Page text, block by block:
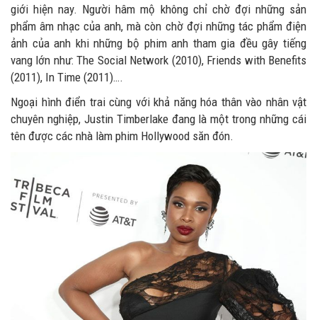
giới hiện nay. Người hâm mộ không chỉ chờ đợi những sản
phẩm âm nhạc của anh, mà còn chờ đợi những tác phẩm điện
ảnh của anh khi những bộ phim anh tham gia đều gây tiếng
vang lớn như: The Social Network (2010), Friends with Benefits
(2011), In Time (2011)….
Ngoại hình điển trai cùng với khả năng hóa thân vào nhân vật
chuyên nghiệp, Justin Timberlake đang là một trong những cái
tên được các nhà làm phim Hollywood săn đón.